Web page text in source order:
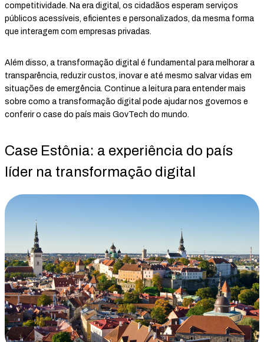
competitividade. Na era digital, os cidadãos esperam serviços
públicos acessíveis, eficientes e personalizados, da mesma forma
que interagem com empresas privadas.
Além disso, a transformação digital é fundamental para melhorar a
transparência, reduzir custos, inovar e até mesmo salvar vidas em
situações de emergência. Continue a leitura para entender mais
sobre como a transformação digital pode ajudar nos governos e
conferir o case do país mais GovTech do mundo.
Case Estônia: a experiência do país
líder na transformação digital